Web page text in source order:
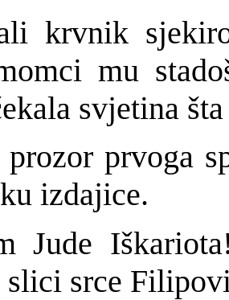
krvnik
mu
svjetina
prvoga
izdajice.
Jude
slici srce